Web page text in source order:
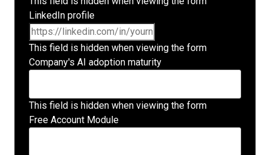
LinkedIn profile
This field is hidden when viewing the form
Company's AI adoption maturity
This field is hidden when viewing the form
Free Account Module